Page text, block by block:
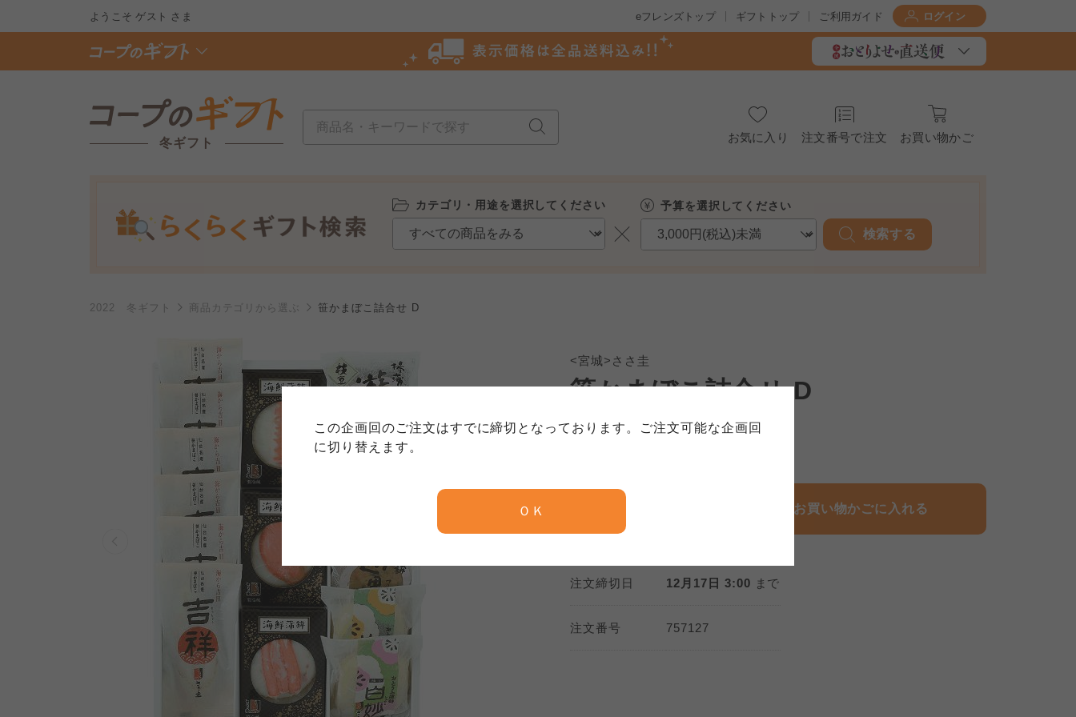
この企画回のご注文はすでに締切となっております。ご注文可能な企画回
に切り替えます。
ＯＫ
ようこそゲスト さま eフレンズトップ ギフトトップ ご利用ガイド ログイン
冬ギフト お気に入り 注文番号で注文 お買い物かご
カテゴリ・用途を選択してください 予算を選択してください
検索する
2022 冬ギフト 商品カテゴリから選ぶ 笹かまぼこ詰合せ D
<宮城>ささ圭
笹かまぼこ詰合せ D
お買い物かごに入れる
注文締切日 12月17日 3:00 まで
注文番号 757127
ご利用約款（ご利用規約・ご利用規程）について
このサイトは7つの生協から業務委託を受けて、コープきんき事業連合が運営しています。ご自身が加入されている生協が定
める利用約款をご確認のうえ、ご利用ください。なお、クチコミ投稿については、利用約款の細則として規定されています。
コープしが おおさかパルコープ
よどがわ市民生協 大阪いずみ市民生協 わかやま市民生協
個人情報保護方針について
このサイトは7つの生協から業務委託を受けて、コープきんき事業連合が運営しています。お預かりしている個人情報につい
ては、コープ事業連合、ならびに各生協の「個人情報保護方針」にもどづいて、コープ事業連合が適切に管理をおこなってい
コープ事業連合、ならびに各生協の「個人情報保護方針」については各生協のボタンをクリックしてご確認ください。
コープしが ならコープ
よどがわ市民生協 大阪いずみ市民生協 わかやま市民生協
特定商取引法に基づく表記について
このサイトは7つの生協から業務委託を受けて、コープきんき事業連合が運営しています。販売責任者は、それぞれご利用の
生協となります。
各生協の「特定商取引法に基づく表記について」については各生協のボタンをクリックしてご確認ください。
コープしが おおさかパルコープ
よどがわ市民生協 大阪いずみ市民生協